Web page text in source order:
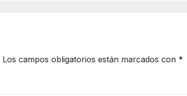
Los campos obligatorios están marcados con *